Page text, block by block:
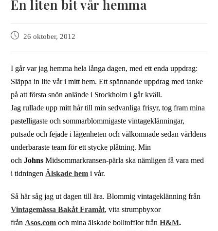
En liten bit vår hemma
26 oktober, 2012
I går var jag hemma hela långa dagen, med ett enda uppdrag:
Släppa in lite vår i mitt hem. Ett spännande uppdrag med tanke
på att första snön anlände i Stockholm i går kväll.
Jag rullade upp mitt hår till min sedvanliga frisyr, tog fram mina
pastelligaste och sommarblommigaste vintageklänningar,
putsade och fejade i lägenheten och välkomnade sedan världens
underbaraste team för ett stycke plåtning. Min
ochJohns Midsommarkransen-pärla ska nämligen få vara med
i tidningen Älskade hem i vår.
Så här såg jag ut dagen till ära. Blommig vintageklänning från
Vintagemässa Bakåt Framåt, vita strumpbyxor
från Asos.com och mina älskade bolltofflor frånH&M.